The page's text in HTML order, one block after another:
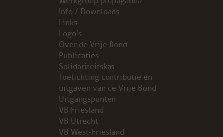
BECOME A MEMBER
SOLIDARITY FUND
HISTORY OF THE VRIJE BOND
FREE ASSOCIATION
Info / Downloads
Links
Logo’s
Over de Vrije Bond
Publicaties
Solidariteitskas
Toelichting contributie en
uitgaven van de Vrije Bond
Uitgangspunten
VB Friesland
VB Utrecht
VB West-Friesland